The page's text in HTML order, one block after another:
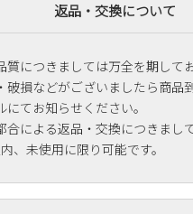
返品・交換について
質につきましては万全を期して
破損などがございましたら商品
にてお知らせください。
合による返品・交換につきまし
、未使用に限り可能です。